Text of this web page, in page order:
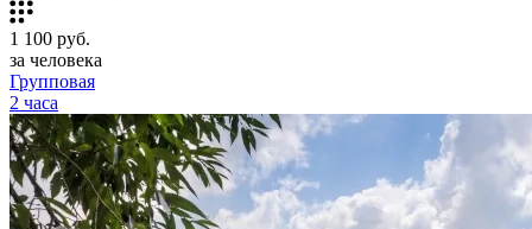
1 100 руб.
за человека
Групповая
2 часа